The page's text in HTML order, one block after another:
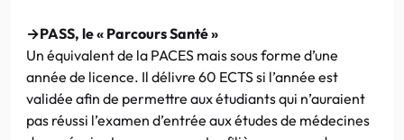
→PASS, le « Parcours Santé »
Un équivalent de la PACES mais sous forme d’une
année de licence. Il délivre 60 ECTS si l’année est
validée afin de permettre aux étudiants qui n’auraient
pas réussi l’examen d’entrée aux études de médecines